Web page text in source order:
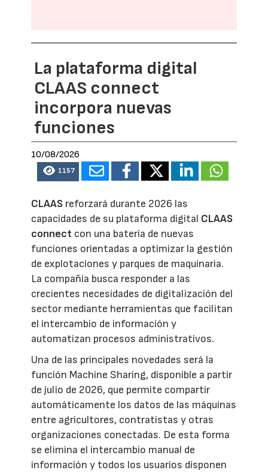
La plataforma digital
CLAAS connect
incorpora nuevas
funciones
10/08/2026
1157
CLAAS reforzará durante 2026 las
capacidades de su plataforma digital CLAAS
connect con una batería de nuevas
funciones orientadas a optimizar la gestión
de explotaciones y parques de maquinaria.
La compañía busca responder a las
crecientes necesidades de digitalización del
sector mediante herramientas que facilitan
el intercambio de información y
automatizan procesos administrativos.
Una de las principales novedades será la
función Machine Sharing, disponible a partir
de julio de 2026, que permite compartir
automáticamente los datos de las máquinas
entre agricultores, contratistas y otras
organizaciones conectadas. De esta forma
se elimina el intercambio manual de
información y todos los usuarios disponen